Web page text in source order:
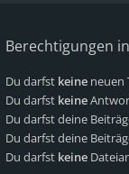
Berechtigungen
Du darfst keine neuen
Du darfst keine
Du darfst deine
Du darfst deine
Du darfst keine